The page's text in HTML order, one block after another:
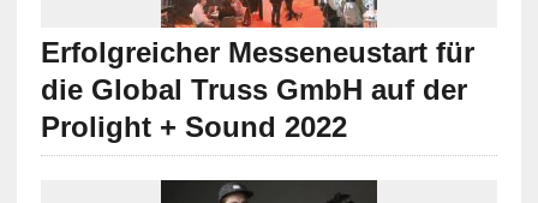
Erfolgreicher Messeneustart für
die Global Truss GmbH auf der
Prolight + Sound 2022